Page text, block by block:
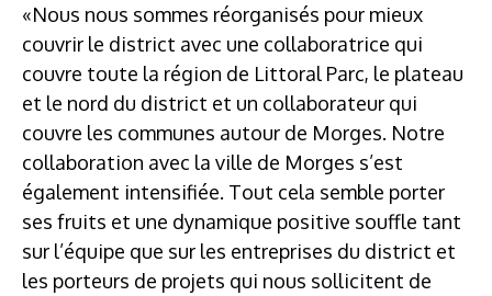
«Nous nous sommes réorganisés pour mieux
couvrir le district avec une collaboratrice qui
couvre toute la région de Littoral Parc, le plateau
et le nord du district et un collaborateur qui
couvre les communes autour de Morges. Notre
collaboration avec la ville de Morges s’est
également intensifiée. Tout cela semble porter
ses fruits et une dynamique positive souffle tant
sur l’équipe que sur les entreprises du district et
les porteurs de projets qui nous sollicitent de